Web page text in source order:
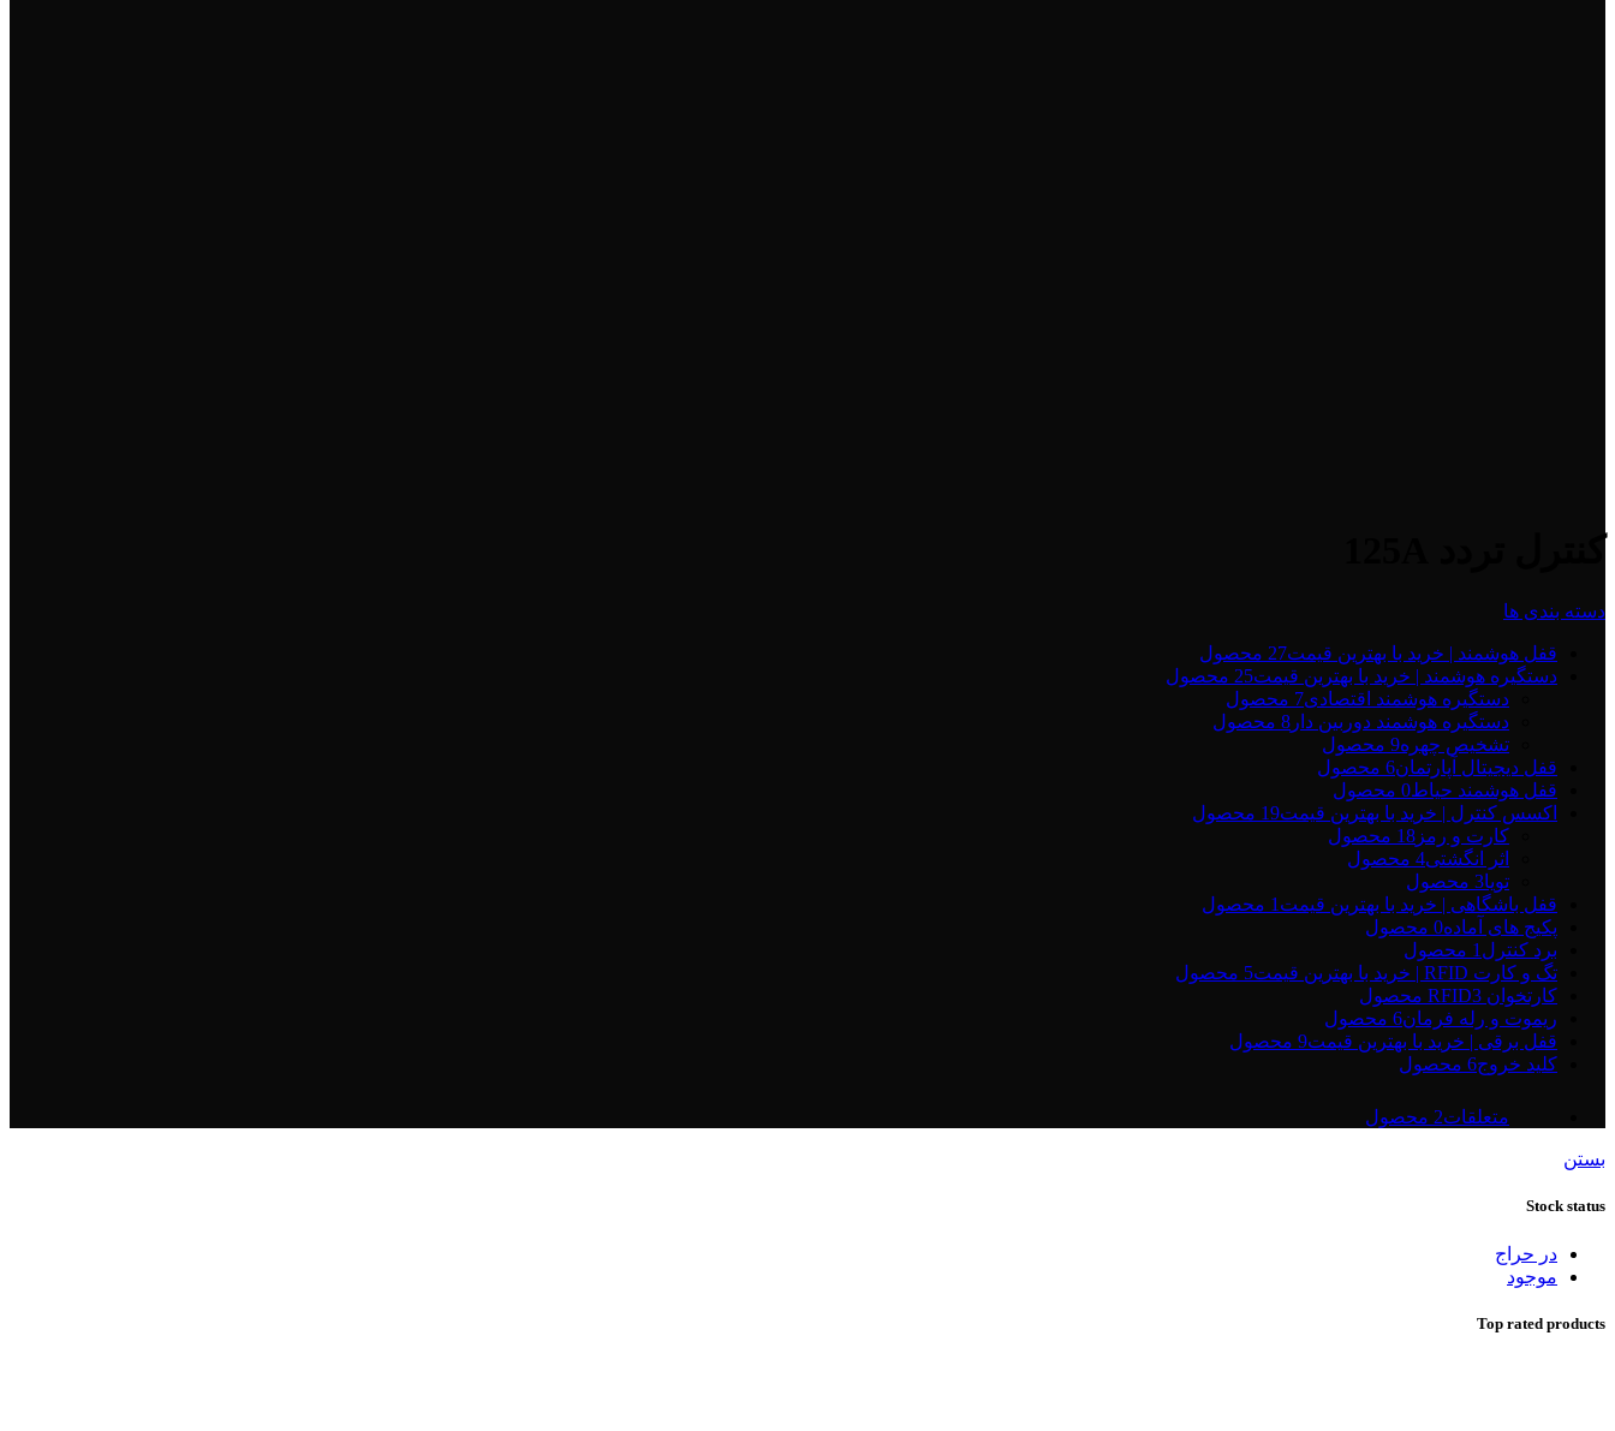
دسته بندی ها
قفل هوشمند | خرید با بهترین قیمت27 محصول
دستگیره هوشمند | خرید با بهترین قیمت25 محصول
دستگیره هوشمند اقتصادی7 محصول
دستگیره هوشمند دوربین دار 8 محصول
تشخیص چهره9 محصول
قفل دیجیتال آپارتمان6 محصول
قفل هوشمند حیاط0 محصول
اکسس کنترل | خرید با بهترین قیمت19 محصول
کارت و رمز 18 محصول
اثر انگشتی4 محصول
تویا3 محصول
قفل باشگاهی | خرید با بهترین قیمت 1 محصول
پکیج های آماده0 محصول
برد کنترل 1 محصول
تگ و کارت RFID | خرید با بهترین قیمت
5 محصول
کارتخوان RFID 3 محصول
ریموت و رله فرمان6 محصول
قفل برقی | خرید با بهترین قیمت9 محصول
کلید خروج6 محصول
متعلقات2 محصول
بستن
Stock status
در حراج
موجود
Top rated products